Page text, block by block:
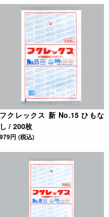
フクレックス 新 No.15 ひもな
し / 200枚
979円 (税込)